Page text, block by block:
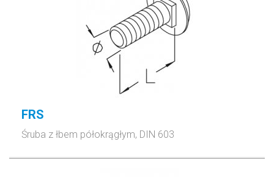
FRS
Śruba z łbem półokrągłym, DIN 603